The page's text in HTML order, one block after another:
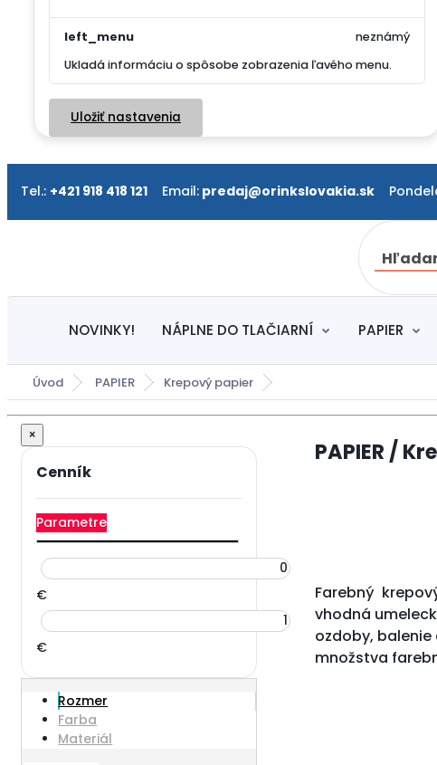
left_menu
Ukladá informáciu o spôsobe zobrazenia ľavého menu.
neznámý
Uložiť nastavenia
Tel.: +421 918 418 121 Email: predaj@orinkslovakia.sk
NOVINKY! NÁPLNE DO TLAČIARNÍ PAPIER
Úvod PAPIER Krepový papier
PAPIER /
Farebný
vhodná
ozdoby,
množstva
×
€
€
Parametre
Rozmer
Farba
Materiál